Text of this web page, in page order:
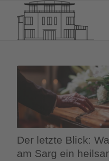
Der letzte Blick:
am Sarg ein